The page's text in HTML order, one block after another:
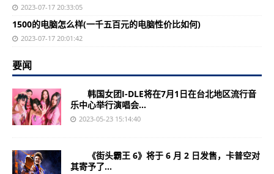
2023-07-17 20:33:05
1500的电脑怎么样(一千五百元的电脑性价比如何)
2023-07-17 20:01:42
要闻
韩国女团I-DLE将在7月1日在台北地区流行音
乐中心举行演唱会...
2023-05-23 15:14:40
《街头霸王 6》将于 6 月 2 日发售，卡普空对
其寄予了...